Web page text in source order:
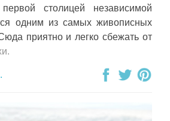
столицей независимой
одним из самых живописных
приятно и легко сбежать от